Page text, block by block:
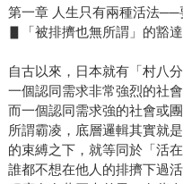
第一章 人生只有兩種活法──
▋「被排擠也無所謂」的豁
自古以來，日本就有「村八
一個認同需求非常強烈的社會
而一個認同需求強的社會或
所謂霸凌，底層邏輯其實就
的束縛之下，就等同於「活
誰都不想在他人的排擠下過